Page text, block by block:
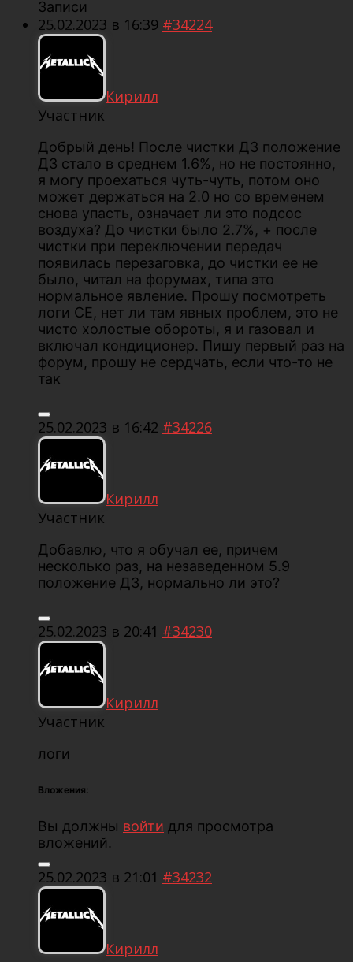
Записи
25.02.2023 в 16:39 #34224
Кирилл
Участник
Добрый день! После чистки ДЗ положение
ДЗ стало в среднем 1.6%, но не постоянно,
я могу проехаться чуть-чуть, потом оно
может держаться на 2.0 но со временем
снова упасть, означает ли это подсос
воздуха? До чистки было 2.7%, + после
чистки при переключении передач
появилась перезаговка, до чистки ее не
было, читал на форумах, типа это
нормальное явление. Прошу посмотреть
логи СЕ, нет ли там явных проблем, это не
чисто холостые обороты, я и газовал и
включал кондиционер. Пишу первый раз на
форум, прошу не сердчать, если что-то не
так
25.02.2023 в 16:42 #34226
Кирилл
Участник
Добавлю, что я обучал ее, причем
несколько раз, на незаведенном 5.9
положение ДЗ, нормально ли это?
25.02.2023 в 20:41 #34230
Кирилл
Участник
логи
Вложения:
Вы должны войти для просмотра
вложений.
25.02.2023 в 21:01 #34232
Кирилл